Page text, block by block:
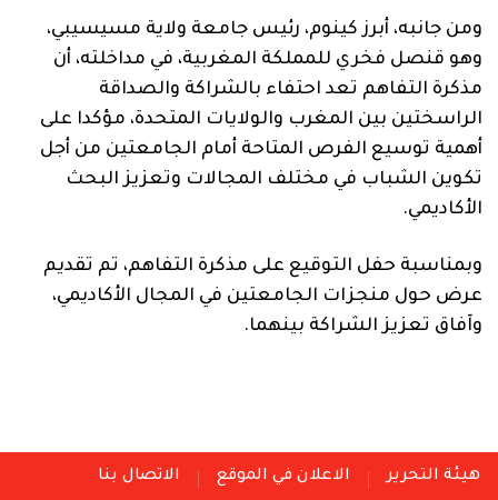
ومن جانبه، أبرز كينوم، رئيس جامعة ولاية مسيسيبي،
وهو قنصل فخري للمملكة المغربية، في مداخلته، أن
مذكرة التفاهم تعد احتفاء بالشراكة والصداقة
الراسختين بين المغرب والولايات المتحدة، مؤكدا على
أهمية توسيع الفرص المتاحة أمام الجامعتين من أجل
تكوين الشباب في مختلف المجالات وتعزيز البحث
الأكاديمي.
وبمناسبة حفل التوقيع على مذكرة التفاهم، تم تقديم
عرض حول منجزات الجامعتين في المجال الأكاديمي،
وآفاق تعزيز الشراكة بينهما.
هيئة التحرير الاعلان في الموقع الاتصال بنا